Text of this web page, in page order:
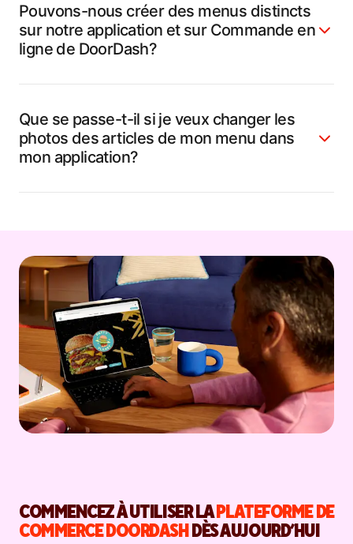
Pouvons-nous créer des menus distincts
sur notre application et sur Commande en
ligne de DoorDash?
Que se passe-t-il si je veux changer les
photos des articles de mon menu dans
mon application?
COMMENCEZ À UTILISER LAPLATEFORME DE
COMMERCE DOORDASHDÈS AUJOURD’HUI